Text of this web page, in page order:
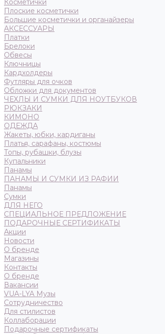
Косметички
Плоские косметички
Большие косметички и органайзеры
АКСЕССУАРЫ
Платки
Брелоки
Обвесы
Ключницы
Кардхолдеры
Футляры для очков
Обложки для документов
ЧЕХЛЫ И СУМКИ ДЛЯ НОУТБУКОВ
РЮКЗАКИ
КИМОНО
ОДЕЖДА
Жакеты, юбки, кардиганы
Платья, сарафаны, костюмы
Топы, рубашки, блузы
Купальники
Панамы
ПАНАМЫ И СУМКИ ИЗ РАФИИ
Панамы
Сумки
ДЛЯ НЕГО
СПЕЦИАЛЬНОЕ ПРЕДЛОЖЕНИЕ
ПОДАРОЧНЫЕ СЕРТИФИКАТЫ
Акции
Новости
О бренде
Магазины
Контакты
О бренде
Вакансии
VUA-LYA Музы
Сотрудничество
Для стилистов
Коллаборации
Подарочные сертификаты